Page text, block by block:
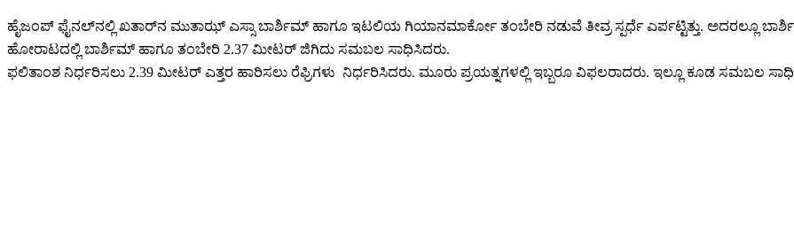
ಹೈಜಂಪ್‌ ಫೈನಲ್‌ನಲ್ಲಿ ಖತಾರ್‌ನ ಮುತಾಝ್ ಎಸ್ಸಾ ಬಾರ್ಶಿಮ್ ಹಾಗೂ ಇಟಲಿಯ ಗಿಯಾನಮಾರ್ಕೋ ತಂಬೇರಿ ನಡುವೆ ತೀವ್ರ ಸ್ಪರ್ಧೆ ಎರ್ಪಟ್ಟಿತ್ತು. ಅದರಲ್ಲೂ
ಹೋರಾಟದಲ್ಲಿ ಬಾರ್ಶಿಮ್ ಹಾಗೂ ತಂಬೇರಿ 2.37 ಮೀಟರ್ ಜಿಗಿದು ಸಮಬಲ ಸಾಧಿಸಿದರು.
ಫಲಿತಾಂಶ ನಿರ್ಧರಿಸಲು 2.39 ಮೀಟರ್ ಎತ್ತರ ಹಾರಿಸಲು ರೆಫ್ರಿಗಳು ನಿರ್ಧರಿಸಿದರು. ಮೂರು ಪ್ರಯತ್ನಗಳಲ್ಲಿ ಇಬ್ಬರೂ ವಿಫಲರಾದರು. ಇಲ್ಲೂ ಕೂಡ ಸಮಬಲ